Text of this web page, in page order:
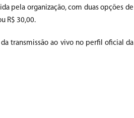
pela organização, com duas opções de
R$ 30,00.
transmissão ao vivo no perfil oficial da